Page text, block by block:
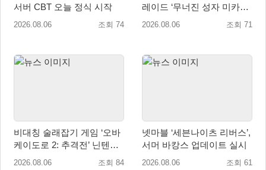
서버 CBT 오늘 정식 시작
2026.08.06 조회 74
레이드 ‘무너진 성자 미카엘
라’ 업데이트!
2026.08.06 조회 71
비대칭 술래잡기 게임 ‘오바
케이도로 2: 추격전’ 닌텐도
eShop 출시
2026.08.06 조회 84
넷마블 ‘세븐나이츠 리버스’,
서머 바캉스 업데이트 실시
2026.08.06 조회 61